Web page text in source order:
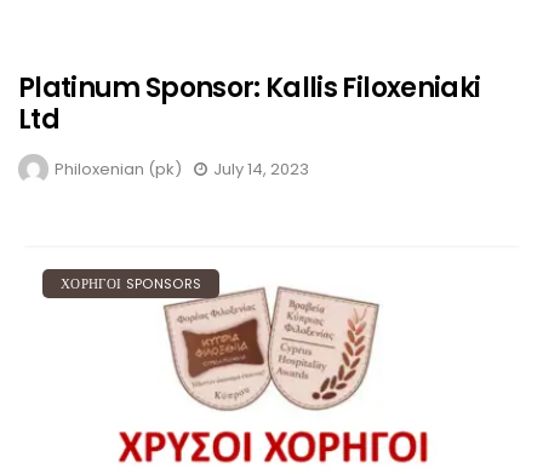
Platinum Sponsor: Kallis Filoxeniaki
Ltd
Philoxenian (pk) July 14, 2023
ΧΟΡΗΓΟΙ SPONSORS